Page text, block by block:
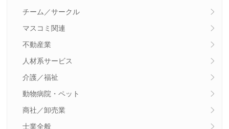
チーム／サークル
マスコミ関連
不動産業
人材系サービス
介護／福祉
動物病院・ペット
商社／卸売業
士業全般